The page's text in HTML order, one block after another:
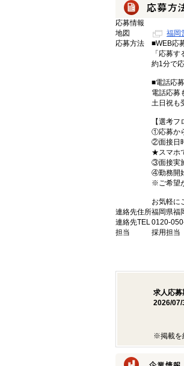
応募情報
地図
福岡
応募方法
■WEB応
「応募
約1分で
■電話応
電話応募
土日祝も
【選考フ
①応募か
②面接日
★スマホ
③面接実
④勤務開
※ご希望
お気軽に
連絡先住所福岡県福
連絡先TEL0120-
担当
採用担当
求人応募
2026/07/
※掲載を